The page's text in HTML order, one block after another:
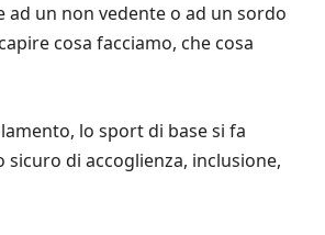
ad un non vedente o ad un sordo
cosa facciamo, che cosa
lo sport di base si fa
sicuro di accoglienza, inclusione,